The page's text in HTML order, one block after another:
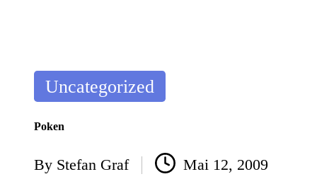
Posted
in
Uncategorized
Poken
Posted
By Stefan Graf Mai 12, 2009